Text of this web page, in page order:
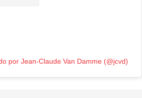
por Jean-Claude Van Damme (@jcvd)